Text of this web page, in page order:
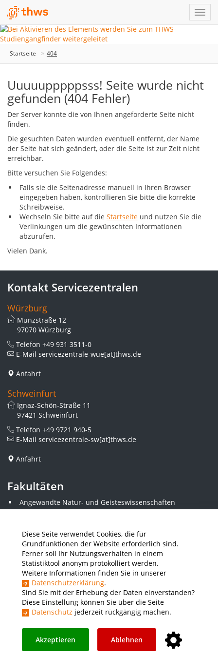
Diese Seite verwendet Cookies, die für
Grundfunktionen der Website erforderlich sind.
Ferner soll Ihr Nutzungsverhalten in einem
Statistiktool anonym protokolliert werden.
Weitere Informationen finden Sie in unserer
Datenschutzerklärung.
Sind Sie mit der Erhebung der Daten einverstanden?
Diese Einstellung können Sie über die Seite
Datenschutz jederzeit rückgängig machen.
Akzeptieren Ablehnen
Startseite 404
Uuuuupppppsss! Seite wurde nicht
gefunden (404 Fehler)
Der Server konnte die von Ihnen angeforderte Seite nicht
finden.
Die gesuchten Daten wurden eventuell entfernt, der Name
der Seite hat sich geändert, oder die Seite ist zur Zeit nicht
erreichbar.
Bitte versuchen Sie Folgendes:
Falls sie die Seitenadresse manuell in Ihren Browser
eingegeben haben, kontrollieren Sie bitte die korrekte
Schreibweise.
Wechseln Sie bitte auf die Startseite und nutzen Sie die
Verlinkungen um die gewünschten Informationen
abzurufen.
Vielen Dank.
Kontakt Servicezentralen
Würzburg
Münzstraße 12
97070 Würzburg
Telefon +49 931 3511-0
E-Mail servicezentrale-wue[at]thws.de
Anfahrt
Schweinfurt
Ignaz-Schön-Straße 11
97421 Schweinfurt
Telefon +49 9721 940-5
E-Mail servicezentrale-sw[at]thws.de
Anfahrt
Fakultäten
Angewandte Natur- und Geisteswissenschaften
Angewandte Sozialwissenschaften
Elektrotechnik
Gestaltung
Informatik und Wirtschaftsinformatik
Kunststofftechnik und Vermessung
Maschinenbau
THWS Business School
Wirtschaftsingenieurwesen
Presse
Instagram YouTube LinkedIn